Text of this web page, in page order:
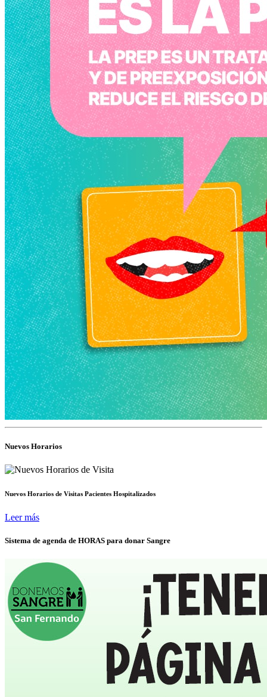
Nuevos Horarios
Nuevos Horarios de Visitas Pacientes Hospitalizados
Leer más
Sistema de agenda de HORAS para donar Sangre